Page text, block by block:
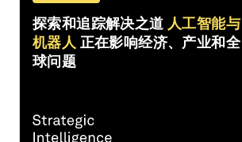
探索和追踪解决之道 人工智能与
机器人 正在影响经济、产业和全
球问题